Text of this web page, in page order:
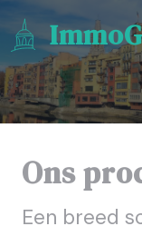
Ons
Een breed